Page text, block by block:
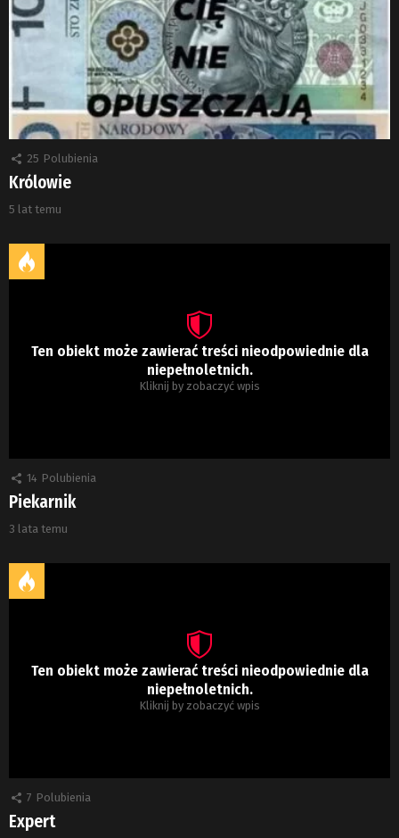
25 Polubienia
Królowie
5 lat temu
Ten obiekt może zawierać treści nieodpowiednie dla
niepełnoletnich.
Kliknij by zobaczyć wpis
14 Polubienia
Piekarnik
3 lata temu
Ten obiekt może zawierać treści nieodpowiednie dla
niepełnoletnich.
Kliknij by zobaczyć wpis
7 Polubienia
Expert